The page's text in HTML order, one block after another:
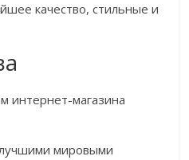
качество, стильные и
интернет-магазина
мировыми